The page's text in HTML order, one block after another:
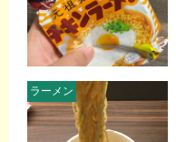
ラーメン